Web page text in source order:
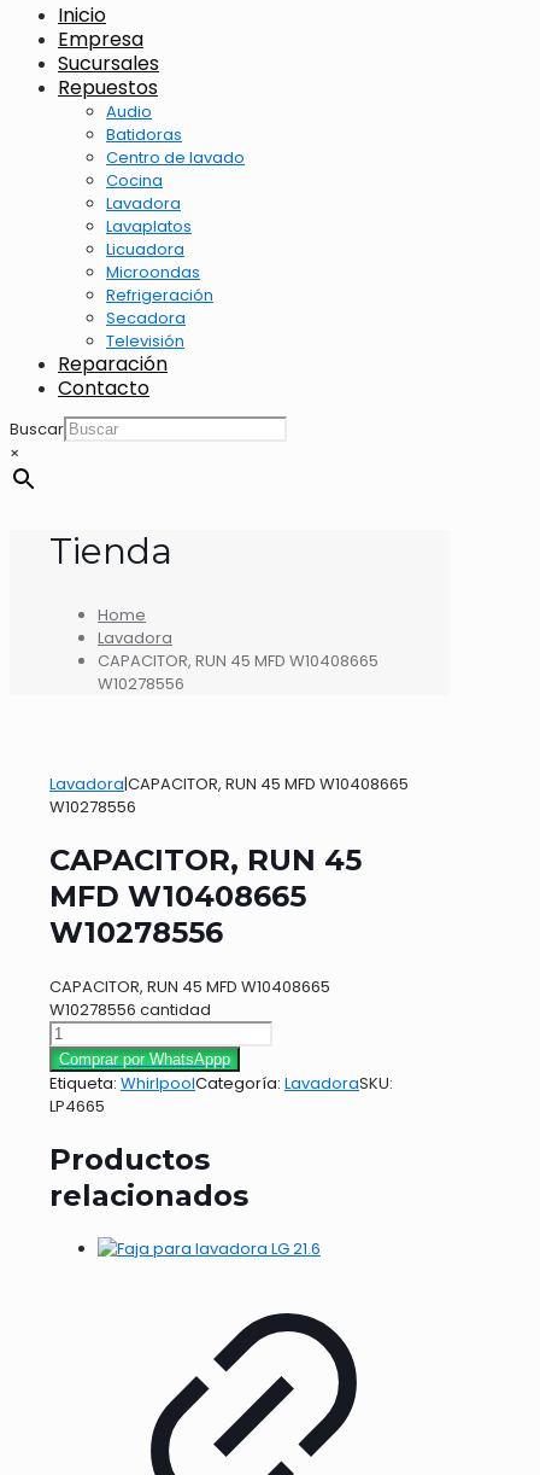
Inicio
Empresa
Sucursales
Repuestos
Audio
Batidoras
Centro de lavado
Cocina
Lavadora
Lavaplatos
Licuadora
Microondas
Refrigeración
Secadora
Televisión
Reparación
Contacto
Buscar
×
Tienda
Home
Lavadora
CAPACITOR, RUN 45 MFD W10408665
W10278556
Lavadora|CAPACITOR, RUN 45 MFD W10408665
W10278556
CAPACITOR, RUN 45
MFD W10408665
W10278556
CAPACITOR, RUN 45 MFD W10408665
W10278556 cantidad
Comprar por WhatsAppp
Etiqueta: WhirlpoolCategoría: LavadoraSKU:
LP4665
Productos
relacionados